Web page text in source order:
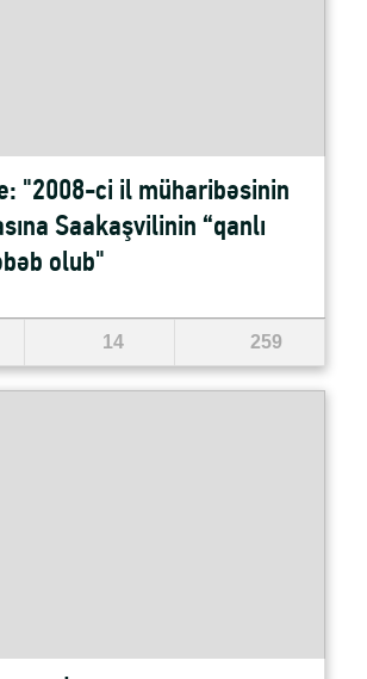
"2008-ci il müharibəsinin
Saakaşvilinin “qanlı
olub"
14 259